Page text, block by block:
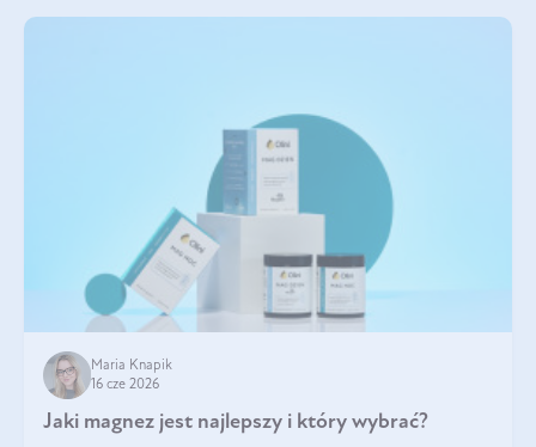
Maria Knapik
16 cze 2026
Jaki magnez jest najlepszy i który wybrać?